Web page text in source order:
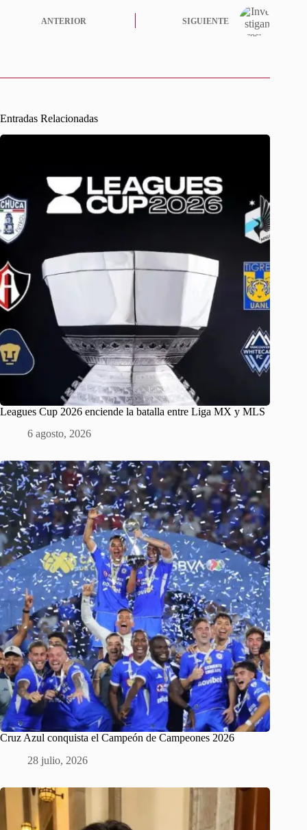
ANTERIOR SIGUIENTE
Entradas Relacionadas
Leagues Cup 2026 enciende la batalla entre Liga MX y MLS
6 agosto, 2026
Cruz Azul conquista el Campeón de Campeones 2026
28 julio, 2026